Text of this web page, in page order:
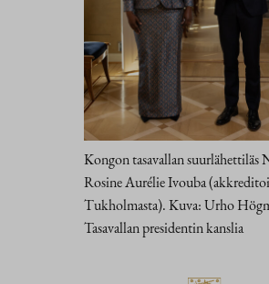
Kongon tasavallan suurlähettiläs
Rosine Aurélie Ivouba
Tukholmasta). Kuva: Urho
Tasavallan presidentin kanslia